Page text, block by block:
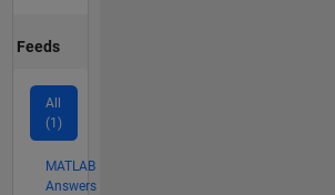
Feeds
All
(1)
MATLAB
Answers